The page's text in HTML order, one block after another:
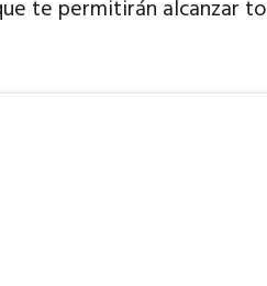
te permitirán alcanzar